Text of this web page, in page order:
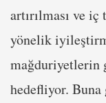
artırılması ve
yönelik
mağduriyetlerin
hedefliyor. Buna